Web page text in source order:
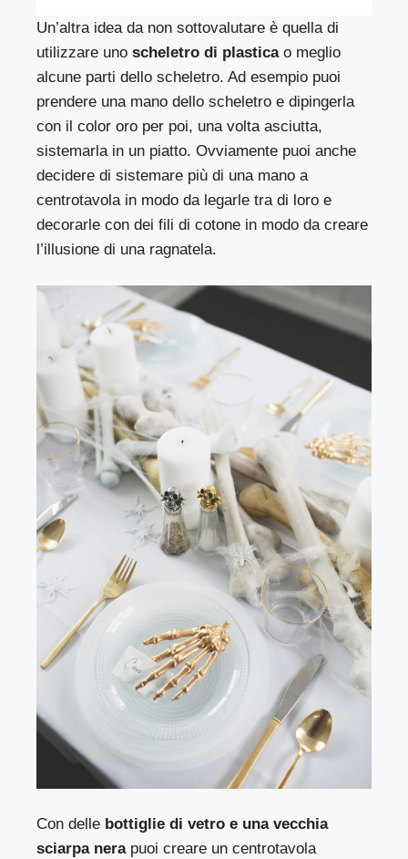
Un’altra idea da non sottovalutare è quella di
utilizzare unoscheletro di plasticao meglio
alcune parti dello scheletro. Ad esempio puoi
prendere una mano dello scheletro e dipingerla
con il color oro per poi, una volta asciutta,
sistemarla in un piatto. Ovviamente puoi anche
decidere di sistemare più di una mano a
centrotavola in modo da legarle tra di loro e
decorarle con dei fili di cotone in modo da creare
l’illusione di una ragnatela.
Con delle bottiglie di vetro e una vecchia
sciarpa nerapuoi creare un centrotavola